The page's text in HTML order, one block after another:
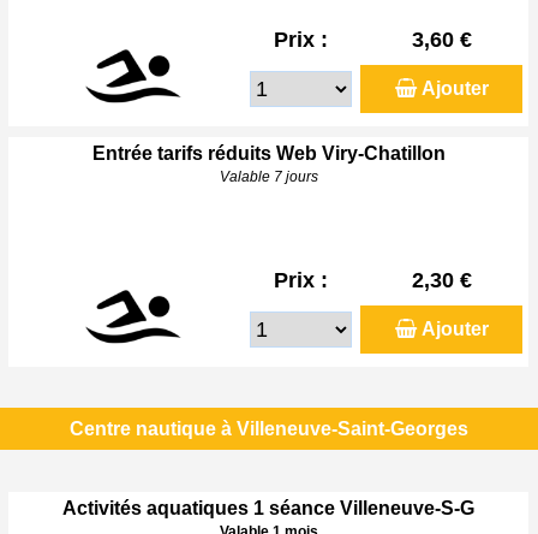
Prix : 3,60 €
Ajouter
Entrée tarifs réduits Web Viry-Chatillon
Valable 7 jours
Prix : 2,30 €
Ajouter
Centre nautique à Villeneuve-Saint-Georges
Activités aquatiques 1 séance Villeneuve-S-G